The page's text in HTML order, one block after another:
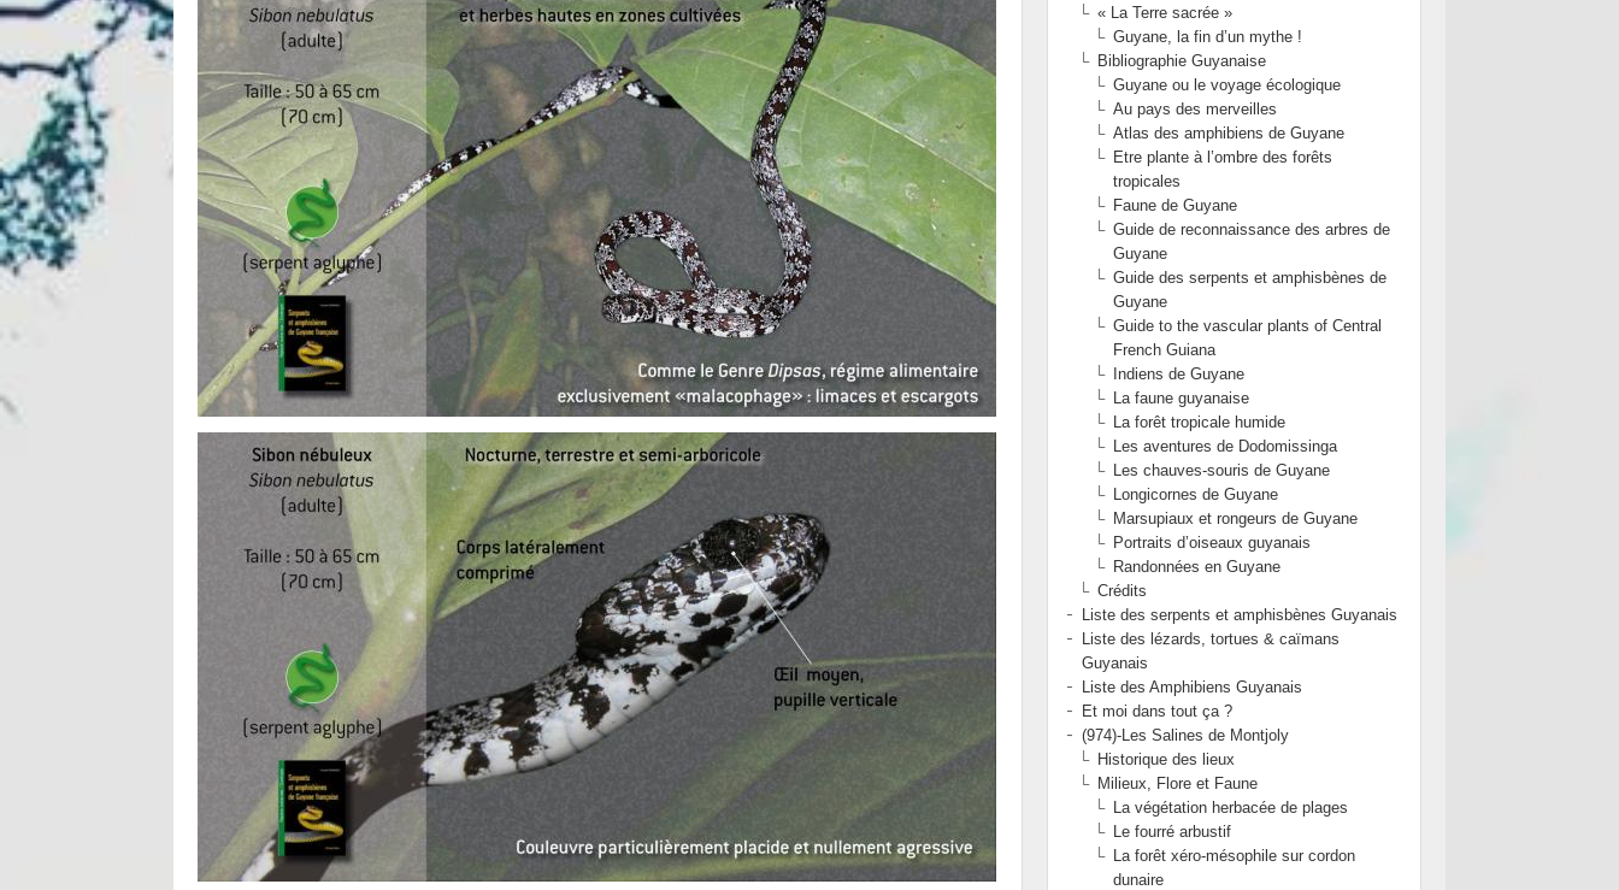
« La Terre sacrée »
Guyane, la fin d’un mythe !
Bibliographie Guyanaise
Guyane ou le voyage écologique
Au pays des merveilles
Atlas des amphibiens de Guyane
Etre plante à l’ombre des forêts
tropicales
Faune de Guyane
Guide de reconnaissance des arbres de
Guyane
Guide des serpents et amphisbènes de
Guyane
Guide to the vascular plants of Central
French Guiana
Indiens de Guyane
La faune guyanaise
La forêt tropicale humide
Les aventures de Dodomissinga
Les chauves-souris de Guyane
Longicornes de Guyane
Marsupiaux et rongeurs de Guyane
Portraits d’oiseaux guyanais
Randonnées en Guyane
Crédits
Liste des serpents et amphisbènes Guyanais
Liste des lézards, tortues & caïmans
Guyanais
Liste des Amphibiens Guyanais
Et moi dans tout ça ?
(974)-Les Salines de Montjoly
Historique des lieux
Milieux, Flore et Faune
La végétation herbacée de plages
Le fourré arbustif
La forêt xéro-mésophile sur cordon
dunaire